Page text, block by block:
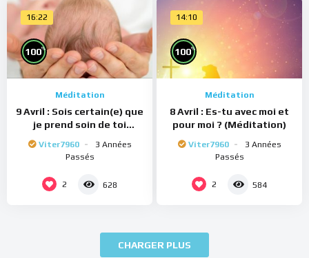
16:22
100%
Méditation
9 Avril : Sois certain(e) que
je prend soin de toi
Viter7960
3 Années
Passés
2 628
14:10
100%
Méditation
8 Avril : Es-tu avec moi et
pour moi ? (Méditation)
Viter7960
3 Années
Passés
2 584
CHARGER PLUS